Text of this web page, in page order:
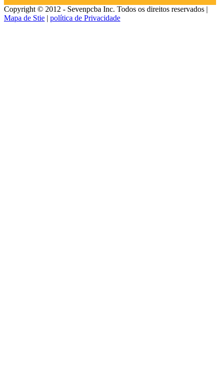
Copyright © 2012 - Sevenpcba Inc. Todos os direitos reservados |
Mapa de Stie | política de Privacidade